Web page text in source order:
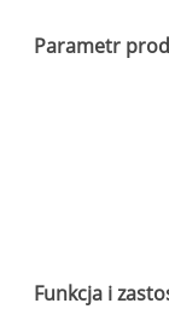
Parametr
Funkcja i